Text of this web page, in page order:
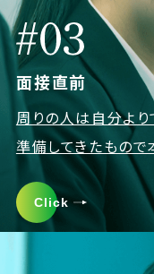
面接直前
周りの人は自分よ
準備してきたもので
Click